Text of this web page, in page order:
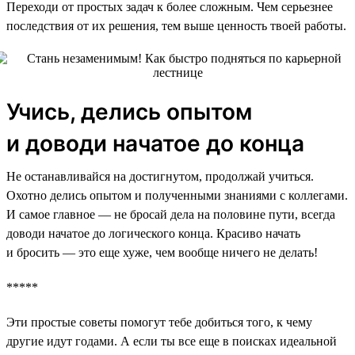
Переходи от простых задач к более сложным. Чем серьезнее
последствия от их решения, тем выше ценность твоей работы.
Учись, делись опытом
и доводи начатое до конца
Не останавливайся на достигнутом, продолжай учиться.
Охотно делись опытом и полученными знаниями с коллегами.
И самое главное — не бросай дела на половине пути, всегда
доводи начатое до логического конца. Красиво начать
и бросить — это еще хуже, чем вообще ничего не делать!
*****
Эти простые советы помогут тебе добиться того, к чему
другие идут годами. А если ты все еще в поисках идеальной